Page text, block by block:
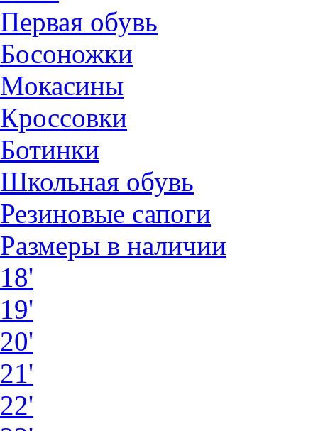
Первая обувь
Босоножки
Мокасины
Кроссовки
Ботинки
Школьная обувь
Резиновые сапоги
Размеры в наличии
18'
19'
20'
21'
22'